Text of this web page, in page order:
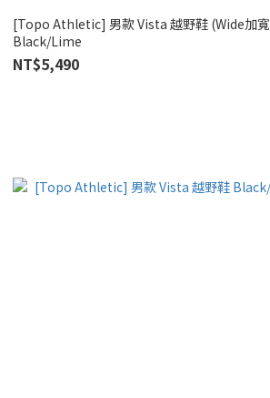
[Topo Athletic] 男款 Vista 越野鞋 (Wide加
Black/Lime
NT$5,490